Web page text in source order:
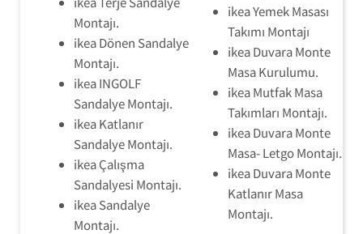
Montajı.
ikea Dönen Sandalye
Montajı.
ikea INGOLF
Sandalye Montajı.
ikea Katlanır
Sandalye Montajı.
ikea Çalışma
Sandalyesi Montajı.
ikea Sandalye
Montajı.
ikea Yemek Masası
Takımı Montajı
ikea Duvara Monte
Masa Kurulumu.
ikea Mutfak Masa
Takımları Montajı.
ikea Duvara Monte
Masa- Letgo Montajı.
ikea Duvara Monte
Katlanır Masa
Montajı.